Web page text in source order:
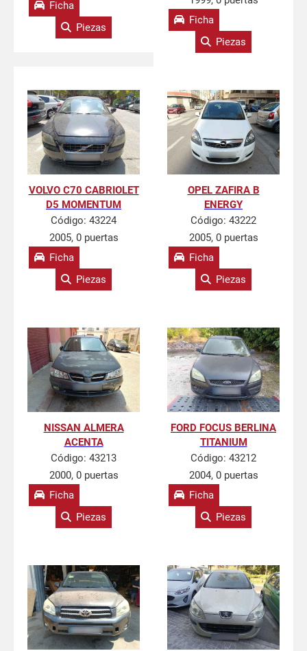
Ficha
Piezas
Ficha
Piezas
VOLVO C70 CABRIOLET
D5 MOMENTUM
Código: 43224
2005, 0 puertas
Ficha
Piezas
OPEL ZAFIRA B
ENERGY
Código: 43222
2005, 0 puertas
Ficha
Piezas
NISSAN ALMERA
ACENTA
Código: 43213
2000, 0 puertas
Ficha
Piezas
FORD FOCUS BERLINA
TITANIUM
Código: 43212
2004, 0 puertas
Ficha
Piezas